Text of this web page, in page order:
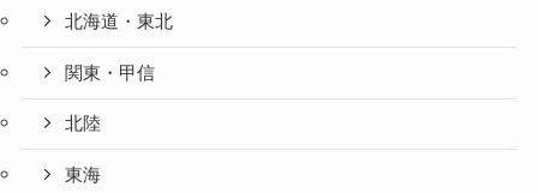
北海道・東北
関東・甲信
北陸
東海